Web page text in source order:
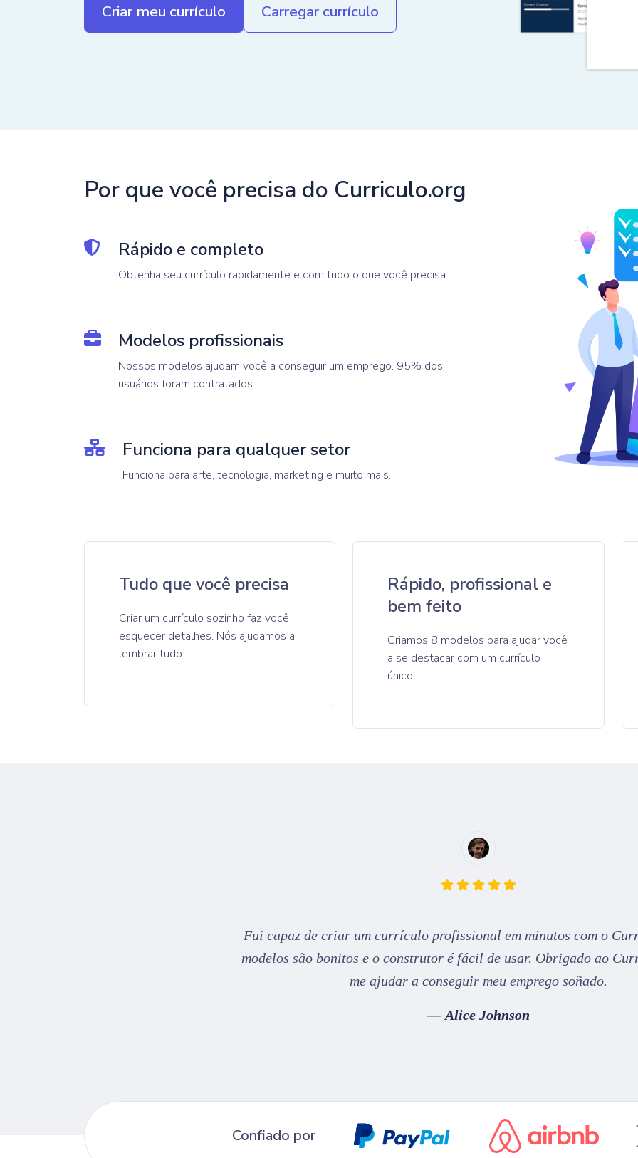
Criar meu currículo Carregar currículo
Por que você precisa do Curriculo.org
Rápido e completo
Obtenha seu currículo rapidamente e com tudo o que você precisa.
Modelos profissionais
Nossos modelos ajudam você a conseguir um emprego. 95% dos
usuários foram contratados.
Funciona para qualquer setor
Funciona para arte, tecnologia, marketing e muito mais.
Tudo que você precisa
Criar um currículo sozinho faz você
esquecer detalhes. Nós ajudamos a
lembrar tudo.
Rápido, profissional e
bem feito
Criamos 8 modelos para ajudar você
a se destacar com um currículo
único.
Fui capaz de criar um currículo profissional em minutos com o
modelos são bonitos e o construtor é fácil de usar. Obrigado ao
me ajudar a conseguir meu emprego soñado.
Alice Johnson
Confiado por